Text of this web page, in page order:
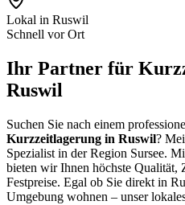
Lokal in Ruswil
Schnell vor Ort
Ihr Partner für
Ruswil
Suchen Sie nach einem
Kurzzeitlagerung in Ruswil?
Spezialist in der Region Sursee.
bieten wir Ihnen höchste Qualität,
Festpreise. Egal ob Sie direkt in
Umgebung wohnen – unser